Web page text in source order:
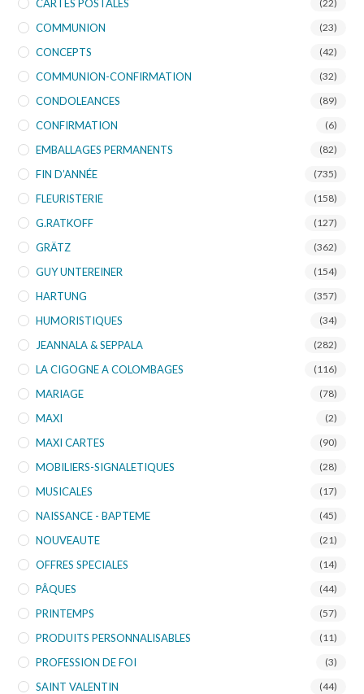
CARTES POSTALES (22)
COMMUNION (23)
CONCEPTS (42)
COMMUNION-CONFIRMATION (32)
CONDOLEANCES (89)
CONFIRMATION (6)
EMBALLAGES PERMANENTS (82)
FIN D’ANNÉE (735)
FLEURISTERIE (158)
G.RATKOFF (127)
GRÄTZ (362)
GUY UNTEREINER (154)
HARTUNG (357)
HUMORISTIQUES (34)
JEANNALA & SEPPALA (282)
LA CIGOGNE A COLOMBAGES (116)
MARIAGE (78)
MAXI (2)
MAXI CARTES (90)
MOBILIERS-SIGNALETIQUES (28)
MUSICALES (17)
NAISSANCE - BAPTEME (45)
NOUVEAUTE (21)
OFFRES SPECIALES (14)
PÂQUES (44)
PRINTEMPS (57)
PRODUITS PERSONNALISABLES (11)
PROFESSION DE FOI (3)
SAINT VALENTIN (44)